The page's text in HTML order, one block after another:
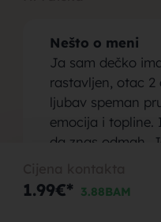
Nešto o meni
Ja sam dečko
rastavljen, otac 2
ljubav speman
emocija i topline.
da znas odmah.
invaliditetom
zdrava osoba
paralize ali
1.99€* 3.88BAM
za